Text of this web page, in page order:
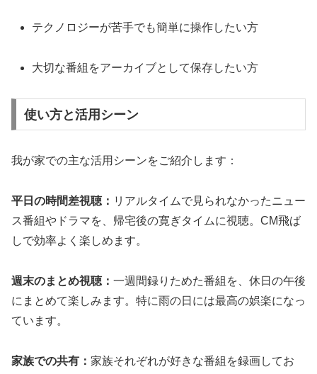
テクノロジーが苦手でも簡単に操作したい方
大切な番組をアーカイブとして保存したい方
使い方と活用シーン
我が家での主な活用シーンをご紹介します：
平日の時間差視聴： リアルタイムで見られなかったニュー
ス番組やドラマを、帰宅後の寛ぎタイムに視聴。CM飛ば
しで効率よく楽しめます。
週末のまとめ視聴： 一週間録りためた番組を、休日の午後
にまとめて楽しみます。特に雨の日には最高の娯楽になっ
ています。
家族での共有： 家族それぞれが好きな番組を録画してお